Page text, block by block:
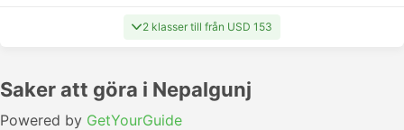
2 klasser till från USD 153
Saker att göra i Nepalgunj
Powered by GetYourGuide